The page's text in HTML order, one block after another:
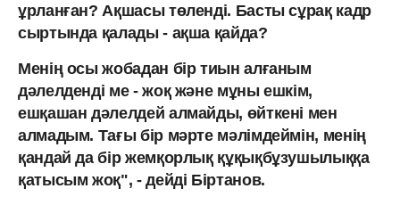
ұрланған? Ақшасы төленді. Басты сұрақ кадр
сыртында қалады - ақша қайда?
Менің осы жобадан бір тиын алғаным
дәлелденді ме - жоқ және мұны ешкім,
ешқашан дәлелдей алмайды, өйткені мен
алмадым. Тағы бір мәрте мәлімдеймін, менің
қандай да бір жемқорлық құқықбұзушылыққа
қатысым жоқ", - дейді Біртанов.